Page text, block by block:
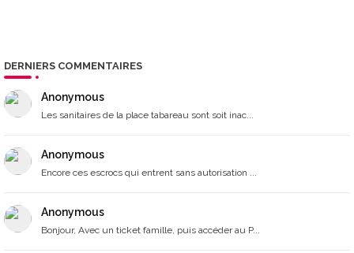
DERNIERS COMMENTAIRES
Anonymous
Les sanitaires de la place tabareau sont soit inac...
Anonymous
Encore ces escrocs qui entrent sans autorisation ...
Anonymous
Bonjour, Avec un ticket famille, puis accéder au P...